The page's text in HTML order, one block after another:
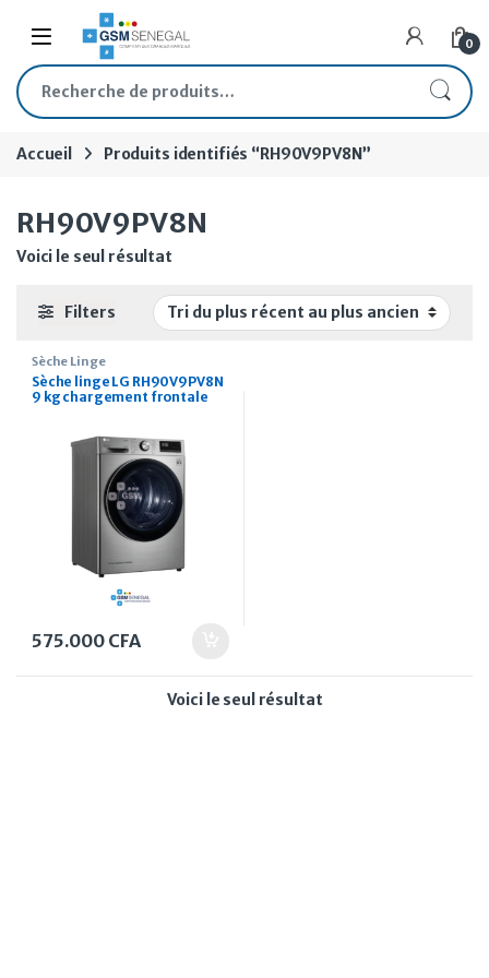
Skip to navigation
Skip to content
Open 0
Recherche pour :
Accueil Produits identifiés “RH90V9PV8N”
RH90V9PV8N
Voici le seul résultat
Filters
Sèche Linge
Sèche linge LG RH90V9PV8N
9 kg chargement frontale
575.000 CFA
Voici le seul résultat